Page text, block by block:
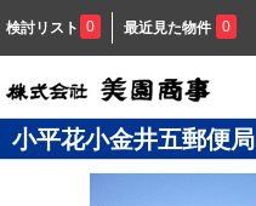
検討リスト 0 最近見た物件 0
小平花小金井五郵便局